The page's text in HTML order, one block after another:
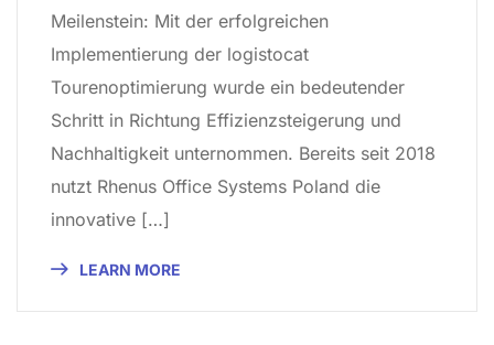
Meilenstein: Mit der erfolgreichen
Implementierung der logistocat
Tourenoptimierung wurde ein bedeutender
Schritt in Richtung Effizienzsteigerung und
Nachhaltigkeit unternommen. Bereits seit 2018
nutzt Rhenus Office Systems Poland die
innovative […]
LEARN MORE